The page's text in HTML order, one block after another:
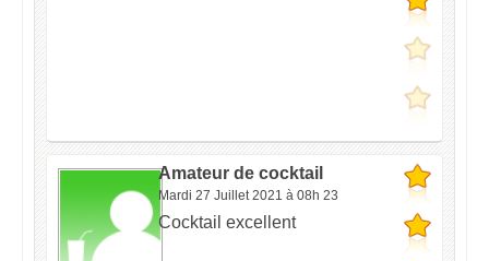
Amateur de cocktail
Mardi 27 Juillet 2021 à 08h 23
Cocktail excellent